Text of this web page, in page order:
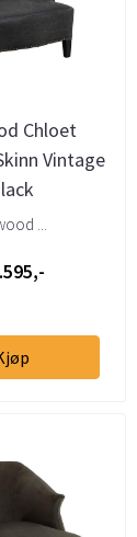
Chloet
Vintage
...